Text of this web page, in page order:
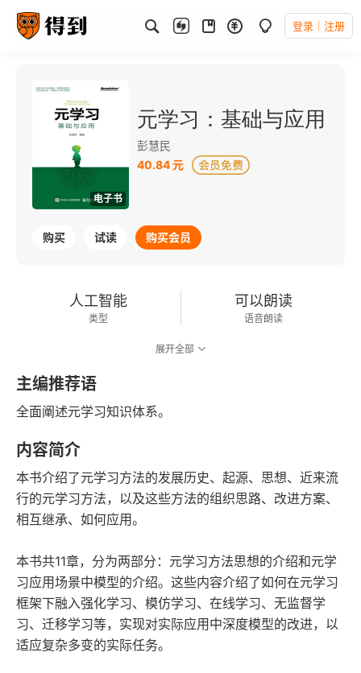
登录 注册
电子书
元学习：基础与应用
彭慧民
40.84 元
购买 试读 购买会员
人工智能
类型
可以朗读
语音朗读
展开全部
主编推荐语
全面阐述元学习知识体系。
内容简介
本书介绍了元学习方法的发展历史、起源、思想、近来流
行的元学习方法，以及这些方法的组织思路、改进方案、
相互继承、如何应用。
本书共11章，分为两部分：元学习方法思想的介绍和元学
习应用场景中模型的介绍。这些内容介绍了如何在元学习
框架下融入强化学习、模仿学习、在线学习、无监督学
习、迁移学习等，实现对实际应用中深度模型的改进，以
适应复杂多变的实际任务。